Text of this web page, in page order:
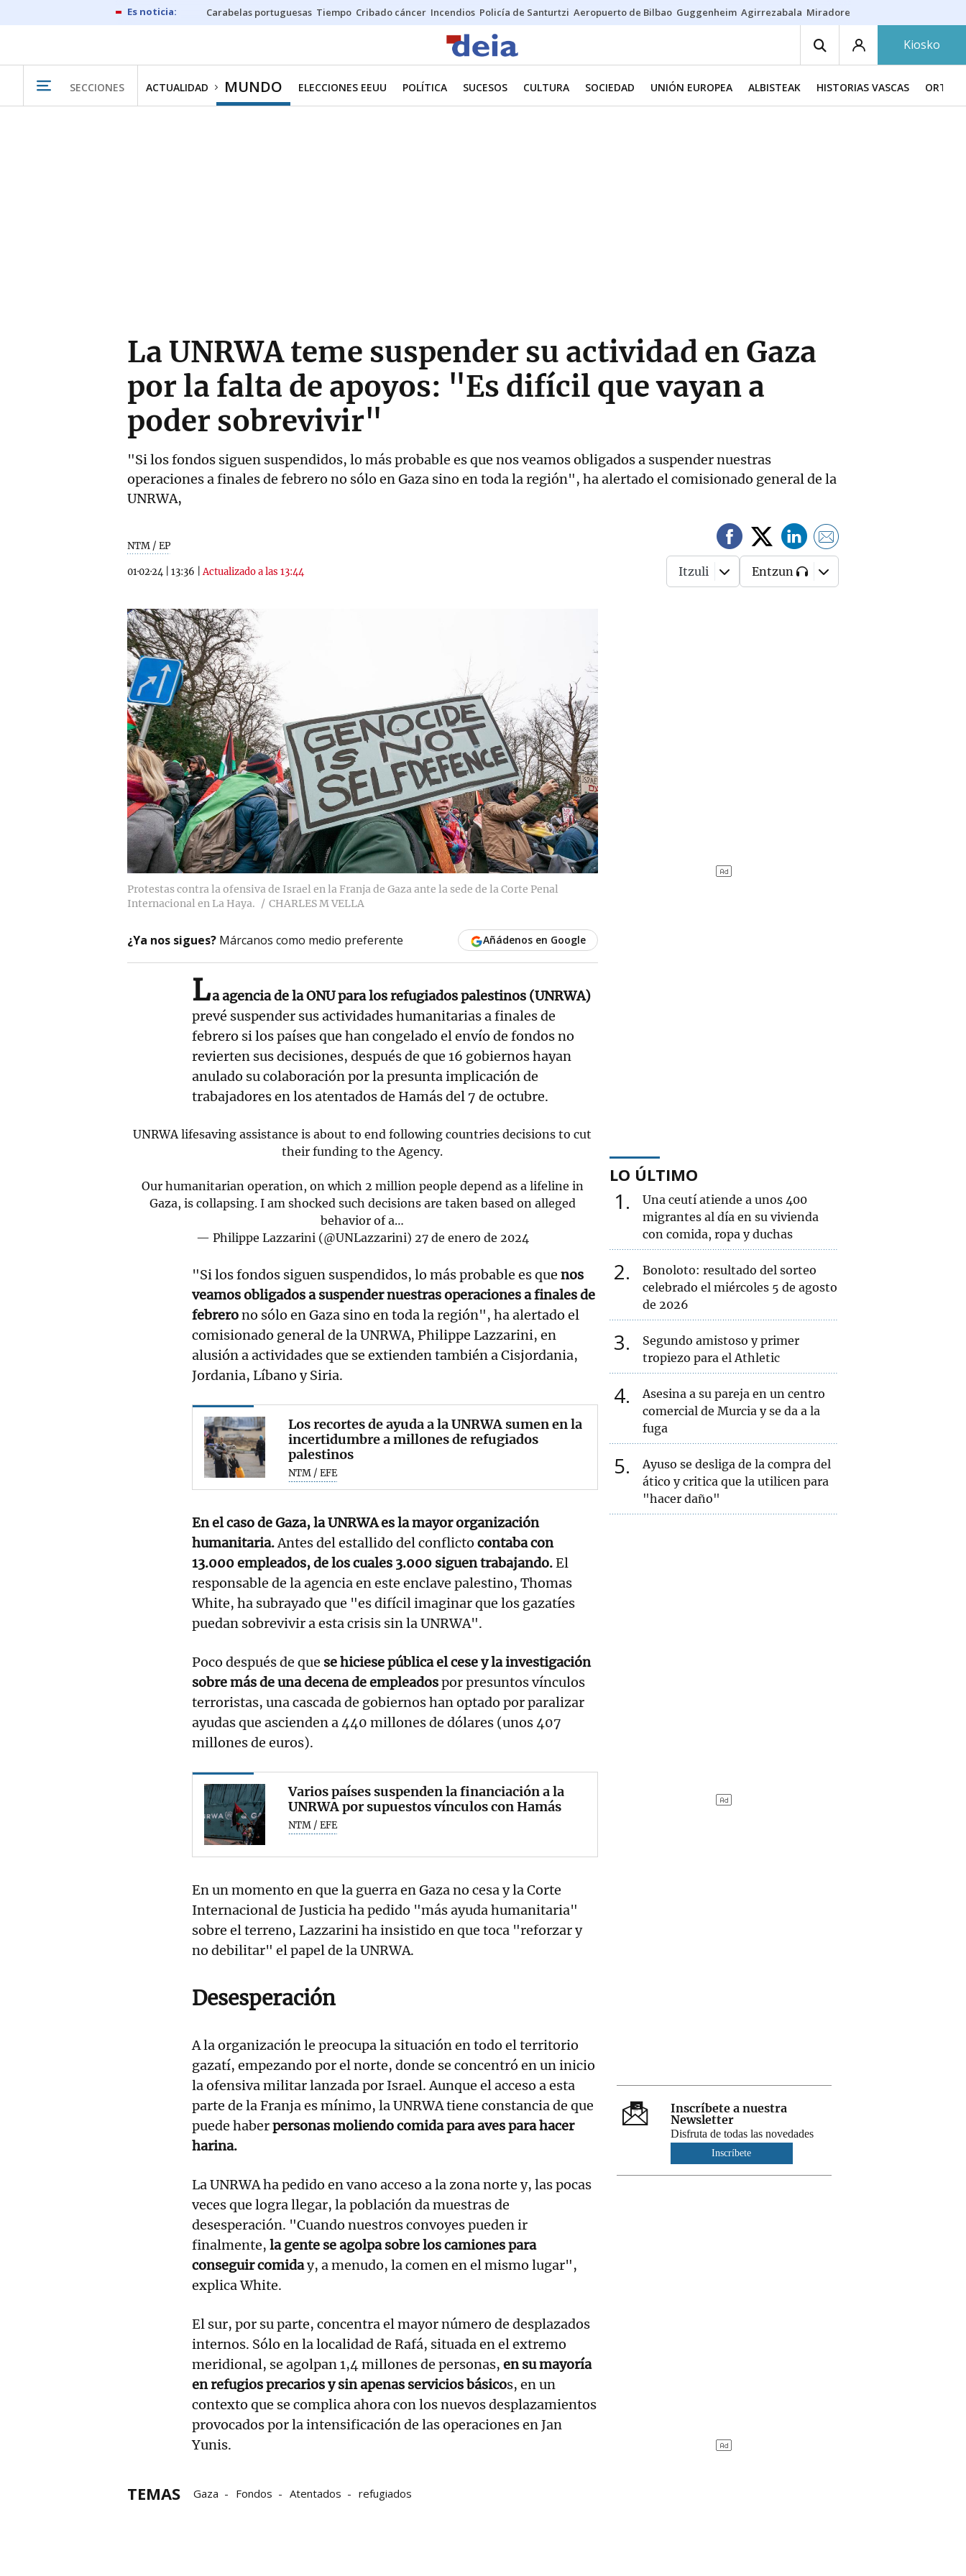
Carabelas portuguesas Tiempo Cribado cáncer Incendios Policía de Santurtzi Aeropuerto de Bilbao Guggenheim Agirrezabala Miradores en Bilbao
Kiosko
SECCIONES ACTUALIDAD MUNDO ELECCIONES EEUU POLÍTICA SUCESOS CULTURA SOCIEDAD UNIÓN EUROPEA ALBISTEAK HISTORIAS VASCAS
La UNRWA teme suspender su actividad en Gaza
por la falta de apoyos: "Es difícil que vayan a
poder sobrevivir"
"Si los fondos siguen suspendidos, lo más probable es que nos veamos obligados a suspender nuestras
operaciones a finales de febrero no sólo en Gaza sino en toda la región", ha alertado el comisionado general de la
UNRWA,
NTM / EP
01·02·24 13:36 |Actualizado a las 13:44 Itzuli Entzun
Protestas contra la ofensiva de Israel en la Franja de Gaza ante la sede de la Corte Penal
Internacional en La Haya.
CHARLES M VELLA
¿Ya nos sigues? Márcanos como medio preferente Añádenos en Google
La agencia de la ONU para los refugiados palestinos (UNRWA)
prevé suspender sus actividades humanitarias a finales de
febrero si los países que han congelado el envío de fondos no
revierten sus decisiones, después de que 16 gobiernos hayan
anulado su colaboración por la presunta implicación de
trabajadores en los atentados de Hamás del 7 de octubre.
UNRWA lifesaving assistance is about to end following countries decisions to cut
their funding to the Agency.
Our humanitarian operation, on which 2 million people depend as a lifeline in
Gaza, is collapsing. I am shocked such decisions are taken based on alleged
behavior of a…
— Philippe Lazzarini (@UNLazzarini) 27 de enero de 2024
"Si los fondos siguen suspendidos, lo más probable es que nos
veamos obligados a suspender nuestras operaciones a finales de
febrerono sólo en Gaza sino en toda la región", ha alertado el
comisionado general de la UNRWA, Philippe Lazzarini, en
alusión a actividades que se extienden también a Cisjordania,
Jordania, Líbano y Siria.
Los recortes de ayuda a la UNRWA sumen en la
incertidumbre a millones de refugiados
palestinos
NTM / EFE
En el caso de Gaza, la UNRWA es la mayor organización
humanitaria.Antes del estallido del conflicto contaba con
13.000 empleados, de los cuales 3.000 siguen trabajando.El
responsable de la agencia en este enclave palestino, Thomas
White, ha subrayado que "es difícil imaginar que los gazatíes
puedan sobrevivir a esta crisis sin la UNRWA".
Poco después de que se hiciese pública el cese y la investigación
sobre más de una decena de empleadospor presuntos vínculos
terroristas, una cascada de gobiernos han optado por paralizar
ayudas que ascienden a 440 millones de dólares (unos 407
millones de euros).
Varios países suspenden la financiación a la
UNRWA por supuestos vínculos con Hamás
NTM / EFE
En un momento en que la guerra en Gaza no cesa y la Corte
Internacional de Justicia ha pedido "más ayuda humanitaria"
sobre el terreno, Lazzarini ha insistido en que toca "reforzar y
no debilitar" el papel de la UNRWA.
Desesperación
A la organización le preocupa la situación en todo el territorio
gazatí, empezando por el norte, donde se concentró en un inicio
la ofensiva militar lanzada por Israel. Aunque el acceso a esta
parte de la Franja es mínimo, la UNRWA tiene constancia de que
puede haberpersonas moliendo comida para aves para hacer
harina.
La UNRWA ha pedido en vano acceso a la zona norte y, las pocas
veces que logra llegar, la población da muestras de
desesperación. "Cuando nuestros convoyes pueden ir
finalmente, la gente se agolpa sobre los camiones para
conseguir comiday, a menudo, la comen en el mismo lugar",
explica White.
El sur, por su parte, concentra el mayor número de desplazados
internos. Sólo en la localidad de Rafá, situada en el extremo
meridional, se agolpan 1,4 millones de personas, en su mayoría
en refugios precarios y sin apenas servicios básicos, en un
contexto que se complica ahora con los nuevos desplazamientos
provocados por la intensificación de las operaciones en Jan
Yunis.
TEMAS Gaza Fondos Atentados refugiados
LO ÚLTIMO
1
Una ceutí atiende a unos 400
migrantes al día en su vivienda
con comida, ropa y duchas
2
Bonoloto: resultado del sorteo
celebrado el miércoles 5 de agosto
de 2026
3
Segundo amistoso y primer
tropiezo para el Athletic
4
Asesina a su pareja en un centro
comercial de Murcia y se da a la
fuga
5
Ayuso se desliga de la compra del
ático y critica que la utilicen para
"hacer daño"
Inscríbete a nuestra
Newsletter
Disfruta de todas las novedades
Inscríbete